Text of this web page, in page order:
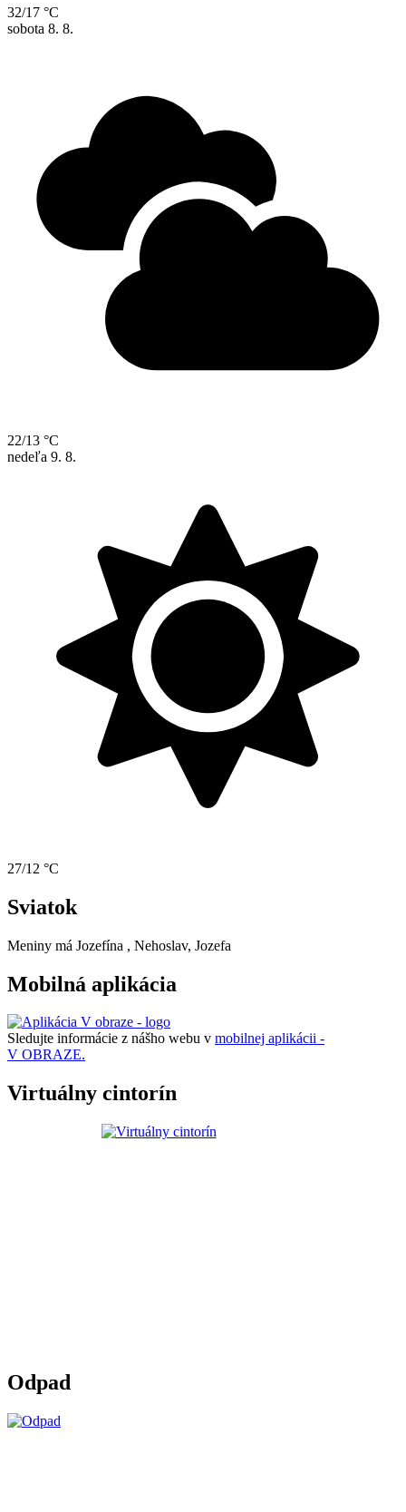
32/17 °C
sobota 8. 8.
22/13 °C
nedeľa 9. 8.
27/12 °C
Sviatok
Meniny má Jozefína , Nehoslav, Jozefa
Mobilná aplikácia
Sledujte informácie z nášho webu v mobilnej aplikácii -
V OBRAZE.
Virtuálny cintorín
Odpad